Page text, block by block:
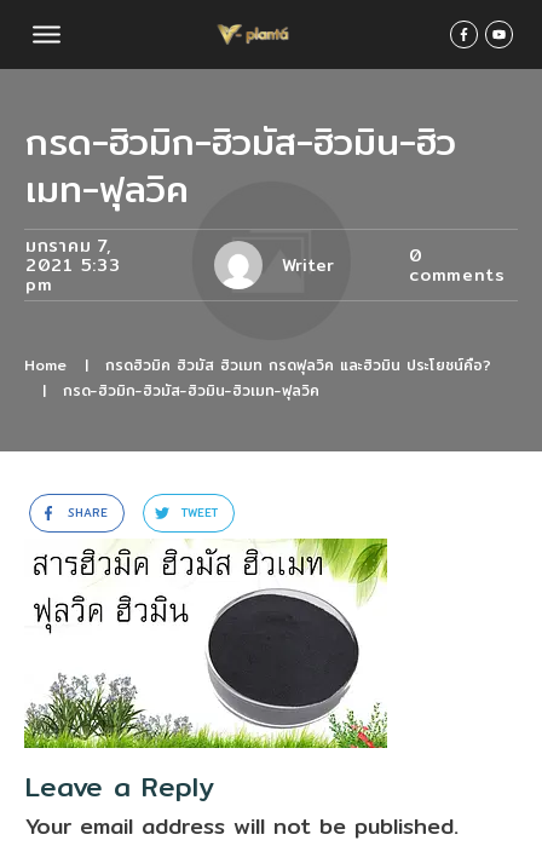
กรด-ฮิวมิก-ฮิวมัส-ฮิวมิน-ฮิว
เมท-ฟุลวิค
มกราคม 7,
2021 5:33
pm
Writer 0
comments
Home |
กรดฮิวมิค ฮิวมัส ฮิวเมท กรดฟุลวิค และฮิวมิน ประโยชน์คือ?
|
กรด-ฮิวมิก-ฮิวมัส-ฮิวมิน-ฮิวเมท-ฟุลวิค
SHARE TWEET
Leave a Reply
Your email address will not be published.